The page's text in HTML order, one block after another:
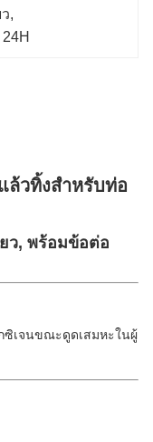
,
วทิ้งสำหรับท่อ
ว, พร้อมข้อต่อ
ซิเจนขณะดูดเสมหะในผู้